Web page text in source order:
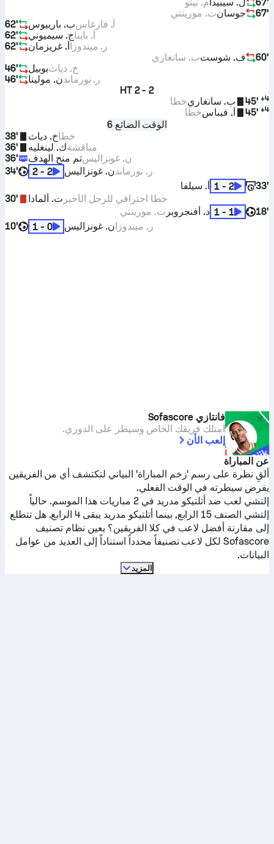
67'
جوسانت. مورينتي
62'
ب. بارييوسأ. فارغاس
62'
ج. سيميونيأ. باينا
62'
أ. غريزمانر. ميندوزا
60'
ف. شوستب. سانغاري
46'
بوبيلخ. دياث
46'
ن. مولينار. نورماند
HT 2 - 2
45' +4 ب. سانغاريخطأ
45' +4 أ. فيباسخطأ
الوقت الضائع 6
38'
خ. دياثخطأ
36'
ك. لينغليهمناقشة
36'
تم منح الهدفن. غونزاليس
34'
2 - 2 ن. غونزاليسر. نورماند
33'
2 - 1
أ. سيلفا
30'
ت. ألمادا خطأ احترافي للرجل الأخير
18'
1 - 1 د. أفنجروبر ت. مورينتي
10'
0 - 1 ن. غونزاليسر. ميندوزا
فانتازي Sofascore
امتلك فريقك الخاص وسيطر على الدوري.
إلعب الأن
عن المباراة
ألقِ نظرة على رسم 'زخم المباراة' البياني لتكتشف أي من الفريقين
يفرض سيطرته في الوقت الفعلي.
إلتشي لعب ضد أتلتيكو مدريد في 2 مباريات هذا الموسم.
حالياً
إلتشي الصنف 15 الرابع, بينما أتلتيكو مدريد
يبقى 4 الرابع. هل تتطلع
إلى مقارنة أفضل لاعب في كلا الفريقين؟ يعين نظام تصنيف
Sofascore لكل لاعب تصنيفاً محدداً استناداً إلى العديد من عوامل
البيانات.
المزيد